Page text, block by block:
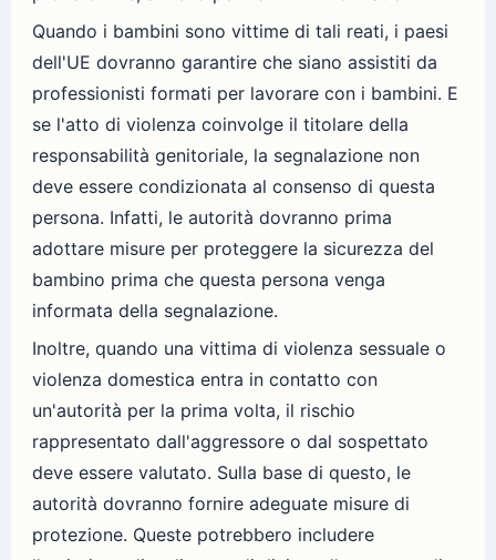
Quando i bambini sono vittime di tali reati, i paesi
dell'UE dovranno garantire che siano assistiti da
professionisti formati per lavorare con i bambini. E
se l'atto di violenza coinvolge il titolare della
responsabilità genitoriale, la segnalazione non
deve essere condizionata al consenso di questa
persona. Infatti, le autorità dovranno prima
adottare misure per proteggere la sicurezza del
bambino prima che questa persona venga
informata della segnalazione.
Inoltre, quando una vittima di violenza sessuale o
violenza domestica entra in contatto con
un'autorità per la prima volta, il rischio
rappresentato dall'aggressore o dal sospettato
deve essere valutato. Sulla base di questo, le
autorità dovranno fornire adeguate misure di
protezione. Queste potrebbero includere